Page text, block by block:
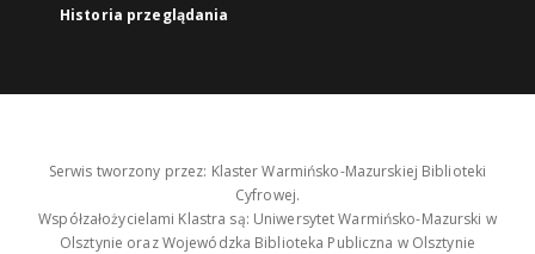
Historia przeglądania
Serwis tworzony przez: Klaster Warmińsko-Mazurskiej Biblioteki
Cyfrowej.
Współzałożycielami Klastra są: Uniwersytet Warmińsko-Mazurski w
Olsztynie oraz Wojewódzka Biblioteka Publiczna w Olsztynie